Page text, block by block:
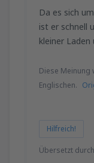
Da es sich
ist er schnell
kleiner
Diese Meinung
Englischen.
Hilfreich!
Übersetzt durch